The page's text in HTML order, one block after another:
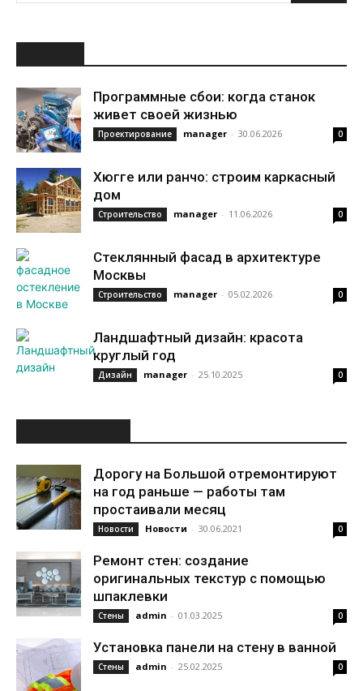
Программные сбои: когда станок
живет своей жизнью
Проектирование manager - 30.06.2026 0
Хюгге или ранчо: строим каркасный
дом
Строительство manager - 11.06.2026 0
Стеклянный фасад в архитектуре
Москвы
Строительство manager - 05.02.2026 0
Ландшафтный дизайн: красота
круглый год
Дизайн manager - 25.10.2025 0
Дорогу на Большой отремонтируют
на год раньше — работы там
простаивали месяц
Новости Новости - 30.06.2021 0
Ремонт стен: создание
оригинальных текстур с помощью
шпаклевки
Стены admin - 01.03.2025 0
Установка панели на стену в ванной
Стены admin - 25.02.2025 0